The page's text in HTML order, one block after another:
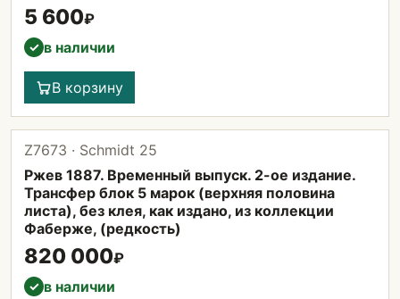
5 600₽
✓ в наличии
В корзину
Z7673 · Schmidt 25
Ржев 1887. Временный выпуск. 2-ое издание.
Трансфер блок 5 марок (верхняя половина
листа), без клея, как издано, из коллекции
Фаберже, (редкость)
820 000₽
✓ в наличии